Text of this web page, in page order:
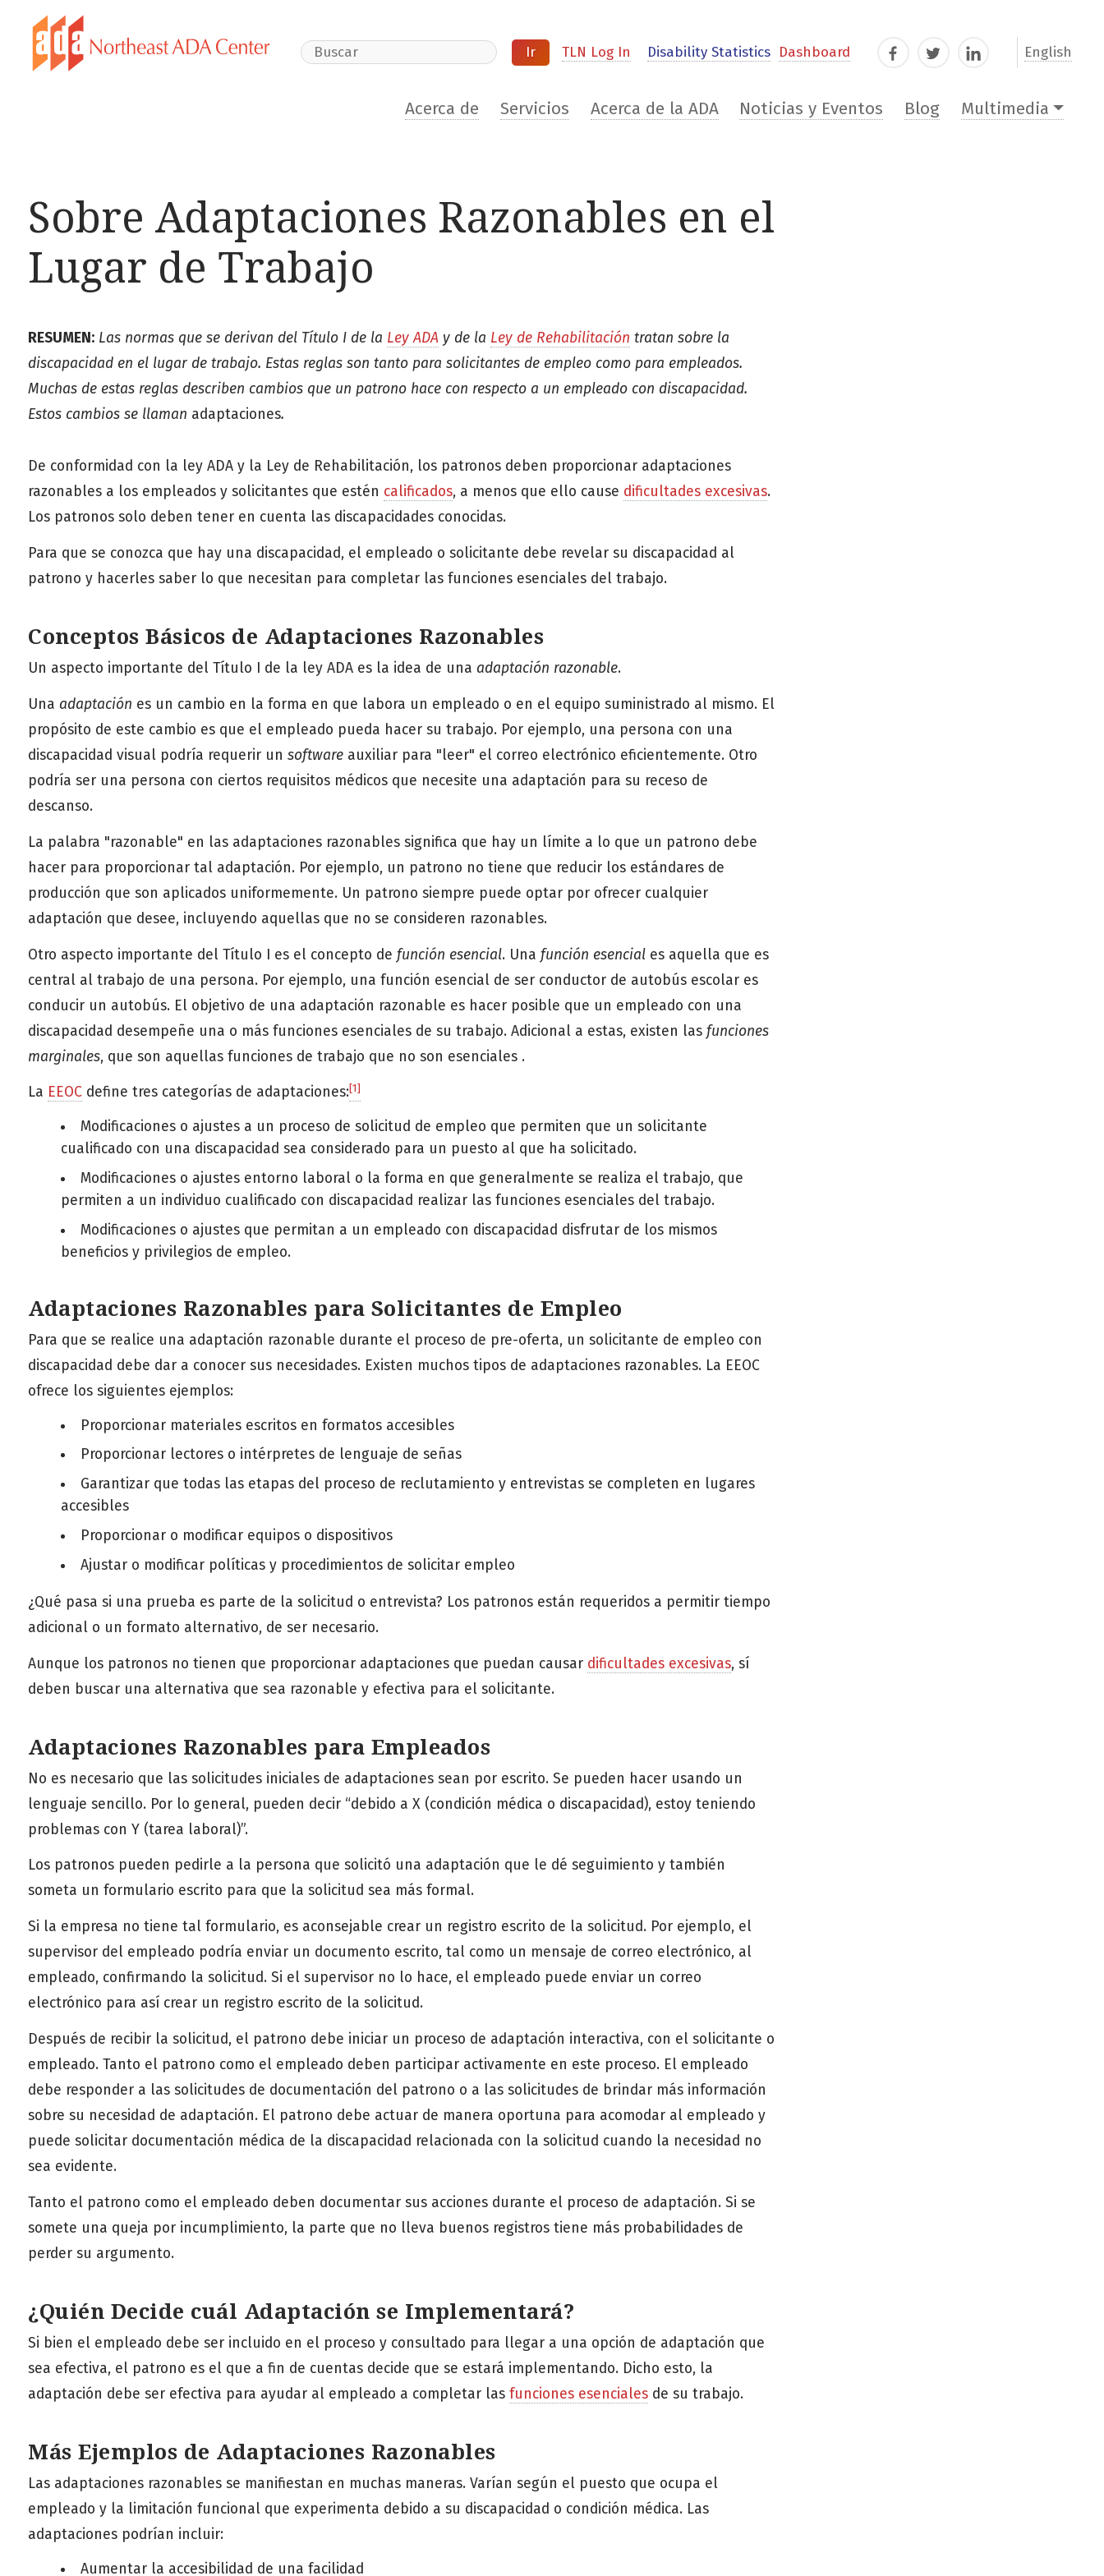
Search Website TLN Log In Disability Statistics Dashboard FacebookTwitterLinkedIn English
Acerca de Servicios Acerca de la ADA Noticias y Eventos Blog Multimedia
Sobre Adaptaciones Razonables en el
Lugar de Trabajo
RESUMEN: Las normas que se derivan del Título I de la Ley ADA y de la Ley de Rehabilitación tratan sobre la
discapacidad en el lugar de trabajo. Estas reglas son tanto para solicitantes de empleo como para empleados.
Muchas de estas reglas describen cambios que un patrono hace con respecto a un empleado con discapacidad.
Estos cambios se llaman adaptaciones.
De conformidad con la ley ADA y la Ley de Rehabilitación, los patronos deben proporcionar adaptaciones
razonables a los empleados y solicitantes que estén calificados, a menos que ello cause dificultades excesivas.
Los patronos solo deben tener en cuenta las discapacidades conocidas.
Para que se conozca que hay una discapacidad, el empleado o solicitante debe revelar su discapacidad al
patrono y hacerles saber lo que necesitan para completar las funciones esenciales del trabajo.
Conceptos Básicos de Adaptaciones Razonables
Un aspecto importante del Título I de la ley ADA es la idea de una adaptación razonable.
Una adaptación es un cambio en la forma en que labora un empleado o en el equipo suministrado al mismo. El
propósito de este cambio es que el empleado pueda hacer su trabajo. Por ejemplo, una persona con una
discapacidad visual podría requerir un software auxiliar para "leer" el correo electrónico eficientemente. Otro
podría ser una persona con ciertos requisitos médicos que necesite una adaptación para su receso de
descanso.
La palabra "razonable" en las adaptaciones razonables significa que hay un límite a lo que un patrono debe
hacer para proporcionar tal adaptación. Por ejemplo, un patrono no tiene que reducir los estándares de
producción que son aplicados uniformemente. Un patrono siempre puede optar por ofrecer cualquier
adaptación que desee, incluyendo aquellas que no se consideren razonables.
Otro aspecto importante del Título I es el concepto de función esencial. Una función esencial es aquella que es
central al trabajo de una persona. Por ejemplo, una función esencial de ser conductor de autobús escolar es
conducir un autobús. El objetivo de una adaptación razonable es hacer posible que un empleado con una
discapacidad desempeñe una o más funciones esenciales de su trabajo. Adicional a estas, existen las funciones
marginales, que son aquellas funciones de trabajo que no son esenciales .
La EEOC define tres categorías de adaptaciones:[1]
Modificaciones o ajustes a un proceso de solicitud de empleo que permiten que un solicitante
cualificado con una discapacidad sea considerado para un puesto al que ha solicitado.
Modificaciones o ajustes entorno laboral o la forma en que generalmente se realiza el trabajo, que
permiten a un individuo cualificado con discapacidad realizar las funciones esenciales del trabajo.
Modificaciones o ajustes que permitan a un empleado con discapacidad disfrutar de los mismos
beneficios y privilegios de empleo.
Adaptaciones Razonables para Solicitantes de Empleo
Para que se realice una adaptación razonable durante el proceso de pre-oferta, un solicitante de empleo con
discapacidad debe dar a conocer sus necesidades. Existen muchos tipos de adaptaciones razonables. La EEOC
ofrece los siguientes ejemplos:
Proporcionar materiales escritos en formatos accesibles
Proporcionar lectores o intérpretes de lenguaje de señas
Garantizar que todas las etapas del proceso de reclutamiento y entrevistas se completen en lugares
accesibles
Proporcionar o modificar equipos o dispositivos
Ajustar o modificar políticas y procedimientos de solicitar empleo
¿Qué pasa si una prueba es parte de la solicitud o entrevista? Los patronos están requeridos a permitir tiempo
adicional o un formato alternativo, de ser necesario.
Aunque los patronos no tienen que proporcionar adaptaciones que puedan causar dificultades excesivas, sí
deben buscar una alternativa que sea razonable y efectiva para el solicitante.
Adaptaciones Razonables para Empleados
No es necesario que las solicitudes iniciales de adaptaciones sean por escrito. Se pueden hacer usando un
lenguaje sencillo. Por lo general, pueden decir “debido a X (condición médica o discapacidad), estoy teniendo
problemas con Y (tarea laboral)”.
Los patronos pueden pedirle a la persona que solicitó una adaptación que le dé seguimiento y también
someta un formulario escrito para que la solicitud sea más formal.
Si la empresa no tiene tal formulario, es aconsejable crear un registro escrito de la solicitud. Por ejemplo, el
supervisor del empleado podría enviar un documento escrito, tal como un mensaje de correo electrónico, al
empleado, confirmando la solicitud. Si el supervisor no lo hace, el empleado puede enviar un correo
electrónico para así crear un registro escrito de la solicitud.
Después de recibir la solicitud, el patrono debe iniciar un proceso de adaptación interactiva, con el solicitante o
empleado. Tanto el patrono como el empleado deben participar activamente en este proceso. El empleado
debe responder a las solicitudes de documentación del patrono o a las solicitudes de brindar más información
sobre su necesidad de adaptación. El patrono debe actuar de manera oportuna para acomodar al empleado y
puede solicitar documentación médica de la discapacidad relacionada con la solicitud cuando la necesidad no
sea evidente.
Tanto el patrono como el empleado deben documentar sus acciones durante el proceso de adaptación. Si se
somete una queja por incumplimiento, la parte que no lleva buenos registros tiene más probabilidades de
perder su argumento.
¿Quién Decide cuál Adaptación se Implementará?
Si bien el empleado debe ser incluido en el proceso y consultado para llegar a una opción de adaptación que
sea efectiva, el patrono es el que a fin de cuentas decide que se estará implementando. Dicho esto, la
adaptación debe ser efectiva para ayudar al empleado a completar las funciones esenciales de su trabajo.
Más Ejemplos de Adaptaciones Razonables
Las adaptaciones razonables se manifiestan en muchas maneras. Varían según el puesto que ocupa el
empleado y la limitación funcional que experimenta debido a su discapacidad o condición médica. Las
adaptaciones podrían incluir:
Aumentar la accesibilidad de una facilidad